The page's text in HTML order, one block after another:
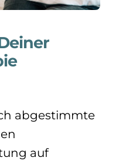
abgestimmte
auf